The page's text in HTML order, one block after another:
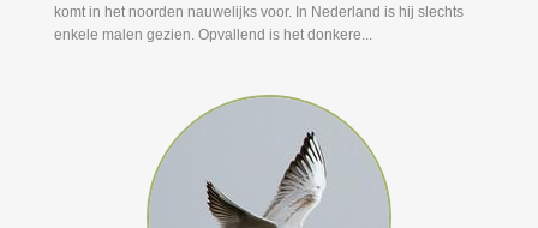
komt in het noorden nauwelijks voor. In Nederland is hij slechts
enkele malen gezien. Opvallend is het donkere...